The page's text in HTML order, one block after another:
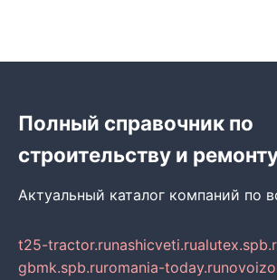
Полный справочник по
строительству и
Актуальный каталог компаний по
t25-tractor.runashicveti.ru
gbmk.spb.ruromania-today.ru